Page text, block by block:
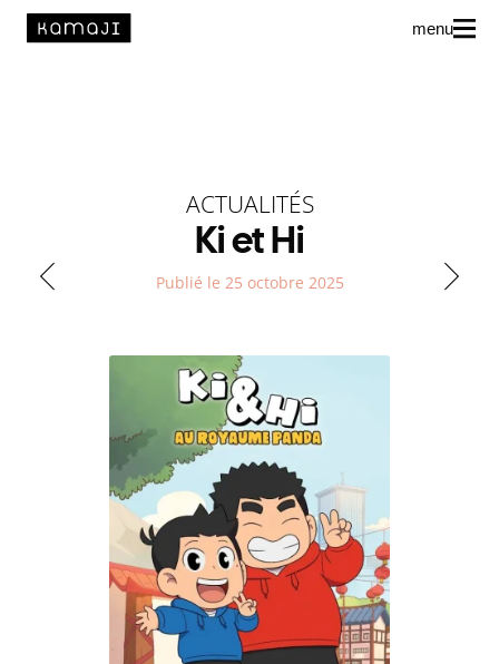
Auteur·rice·s
menu
ACTUALITÉS
Ki et Hi
Publié le 25 octobre 2025